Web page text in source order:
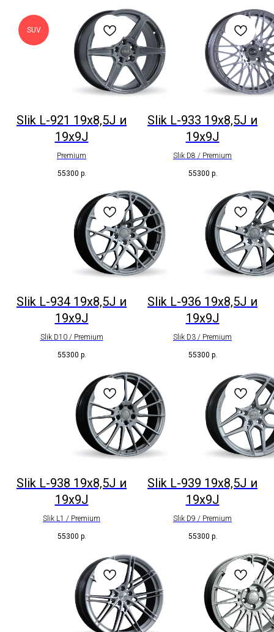
SUV
Slik L-921 19x8,5J и
19x9J
Premium
55300 р.
Slik L-933 19x8,5J и
19x9J
Slik D8 / Premium
55300 р.
Slik L-934 19x8,5J и
19x9J
Slik D10 / Premium
55300 р.
Slik L-936 19x8,5J и
19x9J
Slik D3 / Premium
55300 р.
Slik L-938 19x8,5J и
19x9J
Slik L1 / Premium
55300 р.
Slik L-939 19x8,5J и
19x9J
Slik D9 / Premium
55300 р.